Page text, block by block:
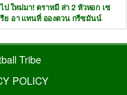
ป ใหม่มา! ตราหมี ล่า 2 หัวหอก เซ
รีย อา แทนที่ อองตวน กรีซมันน์
Tribe
POLICY